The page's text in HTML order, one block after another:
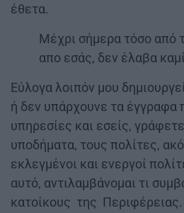
έθετα.
Μέχρι σήμερα τόσο από
απο εσάς, δεν έλαβα
Εύλογα λοιπόν μου
ή δεν υπάρχουνε τα έγγραφα
υπηρεσίες και εσείς,
υποδήματα, τους πολίτες,
εκλεγμένοι και ενεργοί
αυτό, αντιλαμβάνομαι τι
κατοίκους της Περιφέρειας.